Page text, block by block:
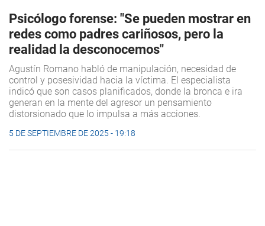
Psicólogo forense: "Se pueden mostrar en
redes como padres cariñosos, pero la
realidad la desconocemos"
Agustín Romano habló de manipulación, necesidad de
control y posesividad hacia la víctima. El especialista
indicó que son casos planificados, donde la bronca e ira
generan en la mente del agresor un pensamiento
distorsionado que lo impulsa a más acciones.
5 DE SEPTIEMBRE DE 2025 - 19:18